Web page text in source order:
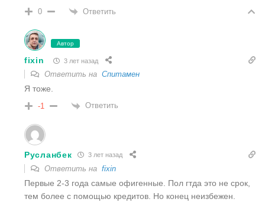
0 Ответить
Автор
fixin 3 лет назад
Ответить на Спитамен
Я тоже.
-1 Ответить
Русланбек 3 лет назад
Ответить на fixin
Первые 2-3 года самые офигенные. Пол гтда это не срок,
тем более с помощью кредитов. Но конец неизбежен.